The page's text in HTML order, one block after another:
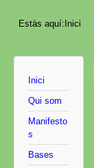
Estàs aquí:Inici
Inici
Qui som
Manifesto
s
Bases